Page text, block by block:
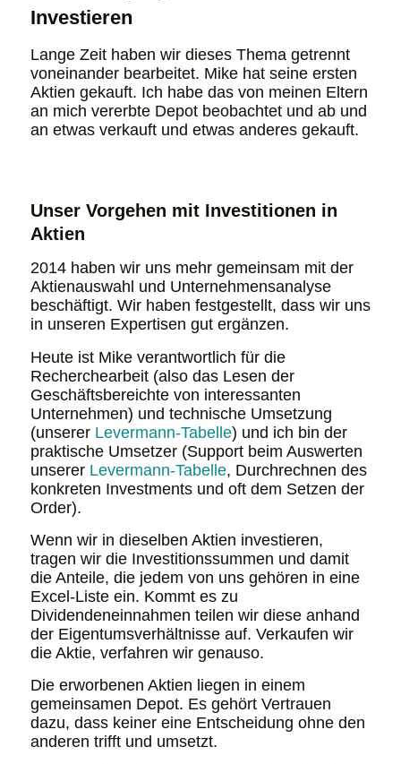
Investieren
Lange Zeit haben wir dieses Thema getrennt
voneinander bearbeitet. Mike hat seine ersten
Aktien gekauft. Ich habe das von meinen Eltern
an mich vererbte Depot beobachtet und ab und
an etwas verkauft und etwas anderes gekauft.
Unser Vorgehen mit Investitionen in
Aktien
2014 haben wir uns mehr gemeinsam mit der
Aktienauswahl und Unternehmensanalyse
beschäftigt. Wir haben festgestellt, dass wir uns
in unseren Expertisen gut ergänzen.
Heute ist Mike verantwortlich für die
Recherchearbeit (also das Lesen der
Geschäftsbereichte von interessanten
Unternehmen) und technische Umsetzung
(unserer Levermann-Tabelle) und ich bin der
praktische Umsetzer (Support beim Auswerten
unserer Levermann-Tabelle, Durchrechnen des
konkreten Investments und oft dem Setzen der
Order).
Wenn wir in dieselben Aktien investieren,
tragen wir die Investitionssummen und damit
die Anteile, die jedem von uns gehören in eine
Excel-Liste ein. Kommt es zu
Dividendeneinnahmen teilen wir diese anhand
der Eigentumsverhältnisse auf. Verkaufen wir
die Aktie, verfahren wir genauso.
Die erworbenen Aktien liegen in einem
gemeinsamen Depot. Es gehört Vertrauen
dazu, dass keiner eine Entscheidung ohne den
anderen trifft und umsetzt.